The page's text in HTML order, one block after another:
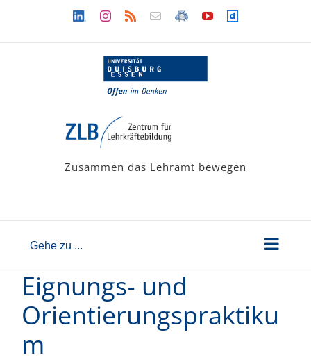
LinkedinInstagram
Rss Newsletter
LehramtsWiki
YouTubeDailymotion
Zusammen das Lehramt bewegen
Gehe zu ...
Eignungs- und
Orientierungspraktiku
m